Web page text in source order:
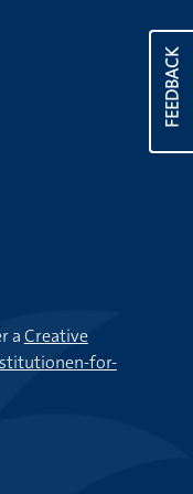
FEEDBACK
aCreative
for-